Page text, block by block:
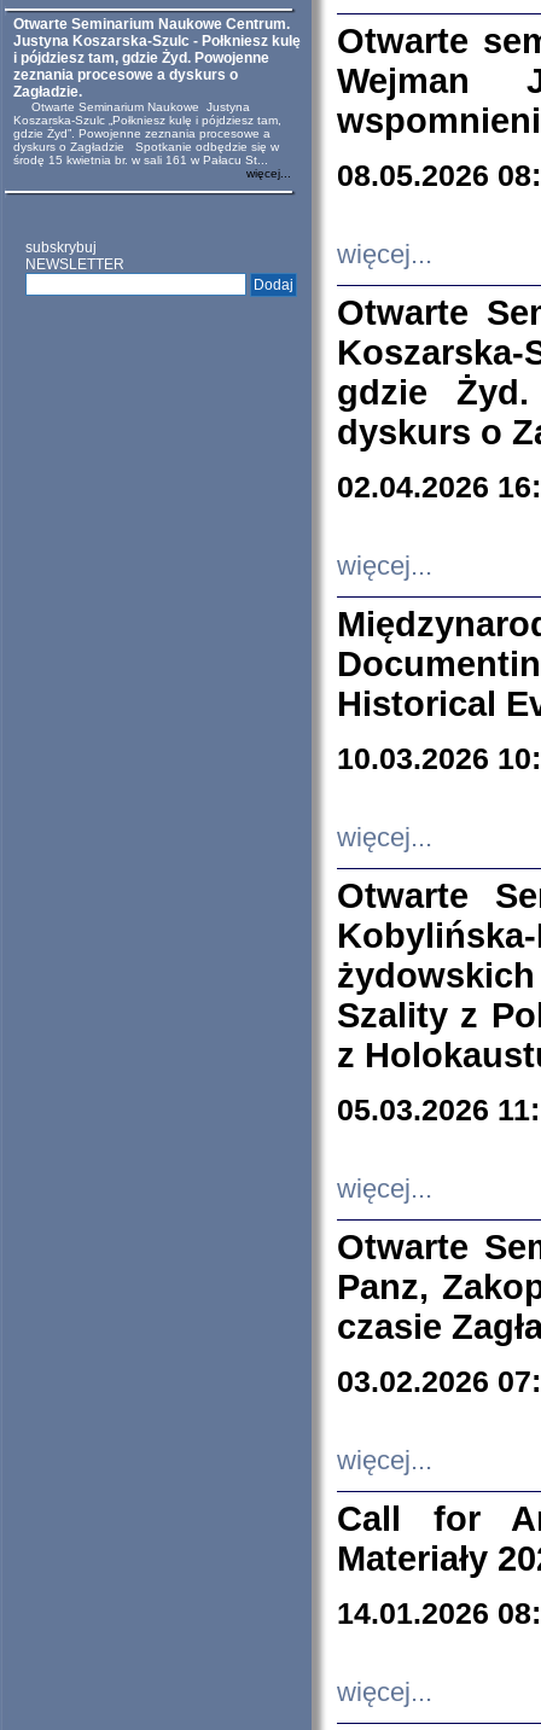
Otwarte Seminarium Naukowe Centrum.
Justyna Koszarska-Szulc - Połkniesz kulę
i pójdziesz tam, gdzie Żyd. Powojenne
zeznania procesowe a dyskurs o
Zagładzie.
Otwarte Seminarium Naukowe Justyna
Koszarska-Szulc „Połkniesz kulę i pójdziesz tam,
gdzie Żyd”. Powojenne zeznania procesowe a
dyskurs o Zagładzie Spotkanie odbędzie się w
środę 15 kwietnia br. w sali 161 w Pałacu St...
więcej...
subskrybuj
NEWSLETTER
Otwarte
Wejman
08.05.2026
więcej...
Otwarte
Koszarska-
gdzie
dyskurs o
02.04.2026
więcej...
Historical
10.03.2026
więcej...
Otwarte
Szality z
z
05.03.2026
więcej...
Otwarte
Panz,
czasie
03.02.2026
więcej...
Call for
Materiały
14.01.2026
więcej...